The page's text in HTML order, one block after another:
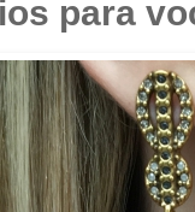
para